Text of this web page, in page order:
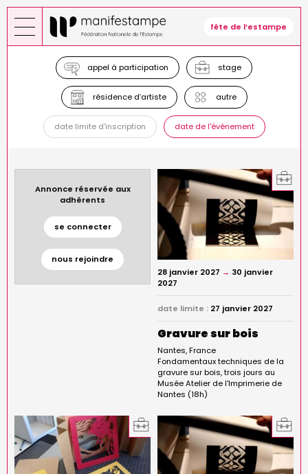
Aller
au
contenu
fête de l’estampe
appel à participation stage
résidence d’artiste autre
date limite d'inscription date de l'événement
Annonce réservée aux
adhérents
se connecter
nous rejoindre
28 janvier 2027 → 30 janvier
2027
date limite : 27 janvier 2027
Gravure sur bois
Nantes France
Fondamentaux techniques de la
gravure sur bois, trois jours au
Musée Atelier de l'Imprimerie de
Nantes (18h)